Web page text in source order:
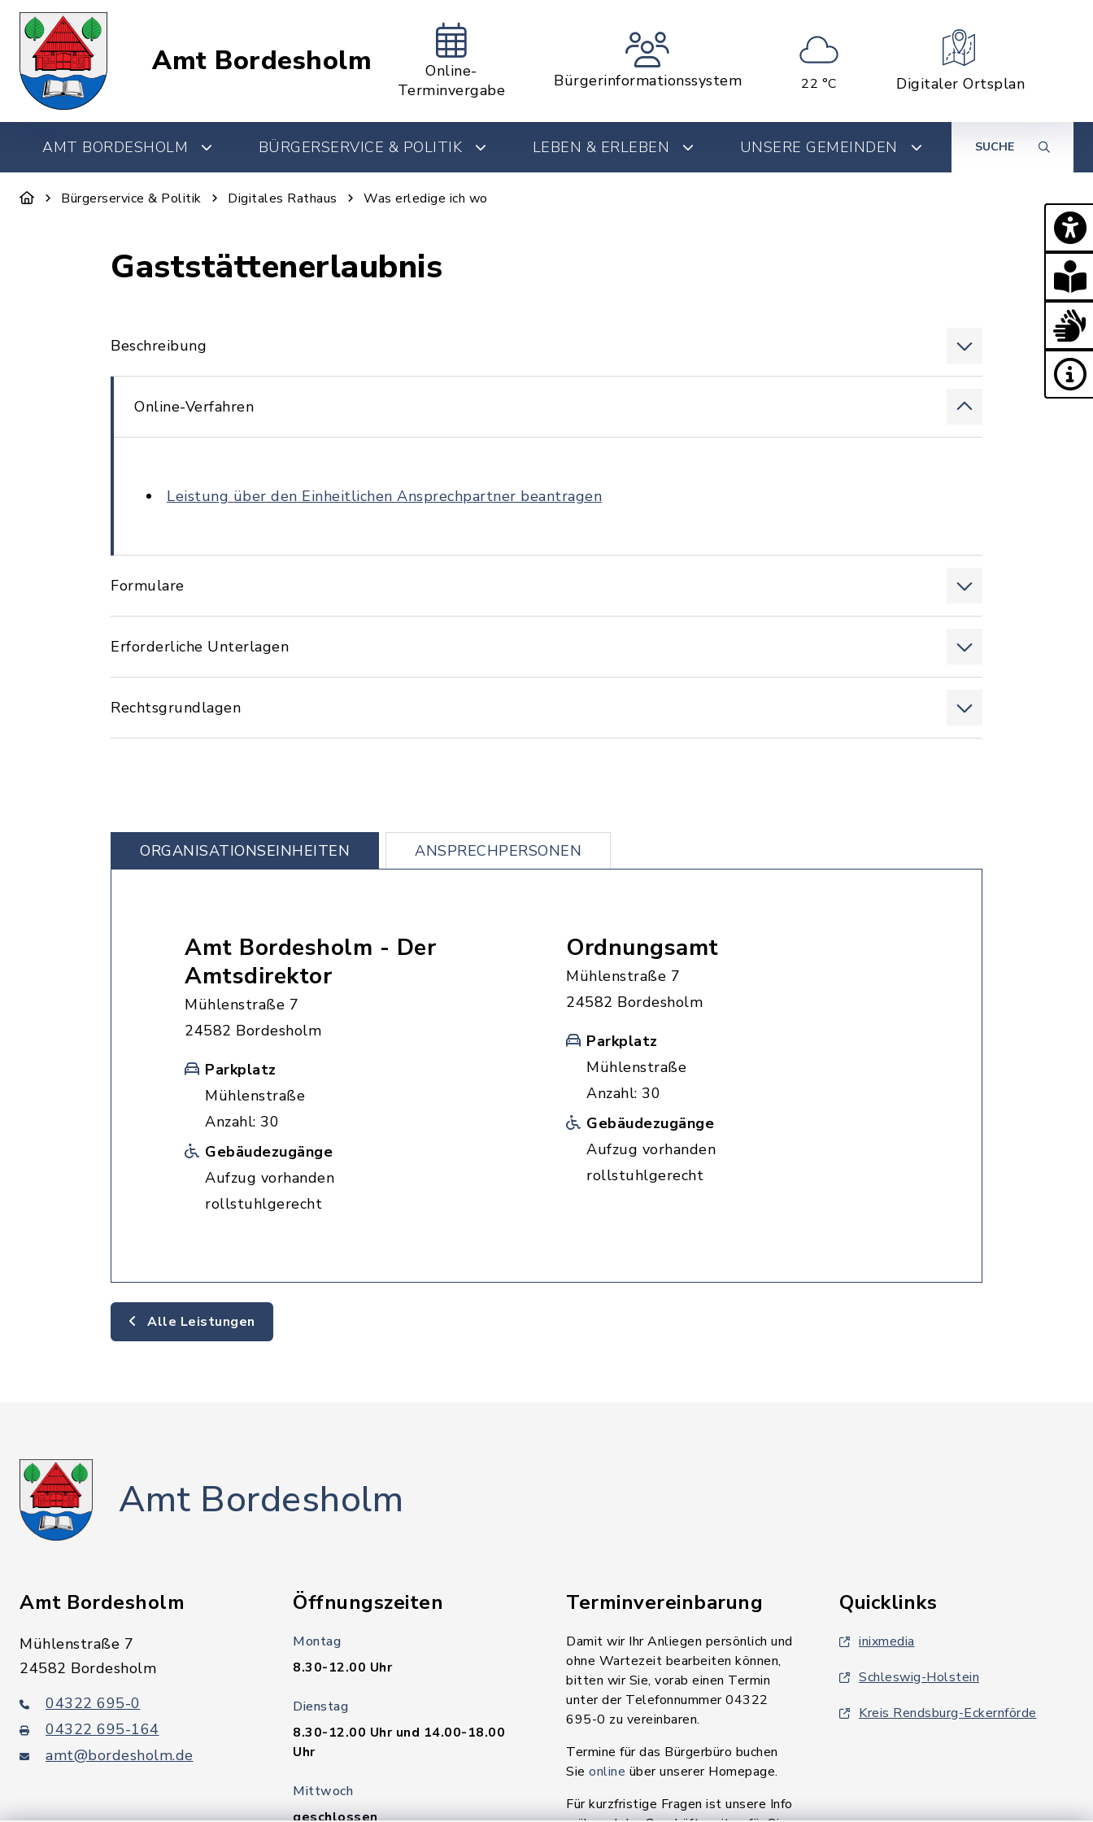
Amt Bordesholm
Online-
Terminvergabe
Bürgerinformationssystem 22 °C Digitaler Ortsplan
AMT BORDESHOLM BÜRGERSERVICE & POLITIK LEBEN & ERLEBEN UNSERE GEMEINDEN SUCHE
Bürgerservice & Politik Digitales Rathaus Was erledige ich wo
Gaststättenerlaubnis
Beschreibung
Online-Verfahren
Leistung über den Einheitlichen Ansprechpartner beantragen
Formulare
Erforderliche Unterlagen
Rechtsgrundlagen
ORGANISATIONS­EINHEITEN ANSPRECHPERSONEN
Amt Bordesholm - Der
Amtsdirektor
Mühlenstraße 7
24582 Bordesholm
Parkplatz
Mühlenstraße
Anzahl: 30
Gebäudezugänge
Aufzug vorhanden
rollstuhlgerecht
Ordnungsamt
Mühlenstraße 7
24582 Bordesholm
Parkplatz
Mühlenstraße
Anzahl: 30
Gebäudezugänge
Aufzug vorhanden
rollstuhlgerecht
Alle Leistungen
Amt Bordesholm
Amt Bordesholm
Mühlenstraße 7
24582 Bordesholm
04322 695-0
04322 695-164
amt@bordesholm.de
Öffnungszeiten
Montag
8.30-12.00 Uhr
Dienstag
8.30-12.00 Uhr und 14.00-18.00
Uhr
Mittwoch
geschlossen
Terminvereinbarung
Damit wir Ihr Anliegen persönlich und
ohne Wartezeit bearbeiten können,
bitten wir Sie, vorab einen Termin
unter der Telefonnummer 04322
695-0 zu vereinbaren.
Termine für das Bürgerbüro buchen
Sie online über unserer Homepage.
Für kurzfristige Fragen ist unsere Info
Quicklinks
inixmedia
Schleswig-Holstein
Kreis Rendsburg-Eckernförde